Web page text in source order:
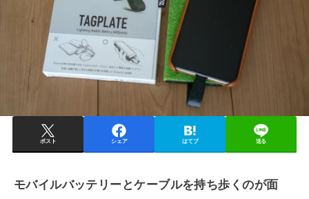
ポスト シェア はてブ 送る
モバイルバッテリーとケーブルを持ち歩くのが面